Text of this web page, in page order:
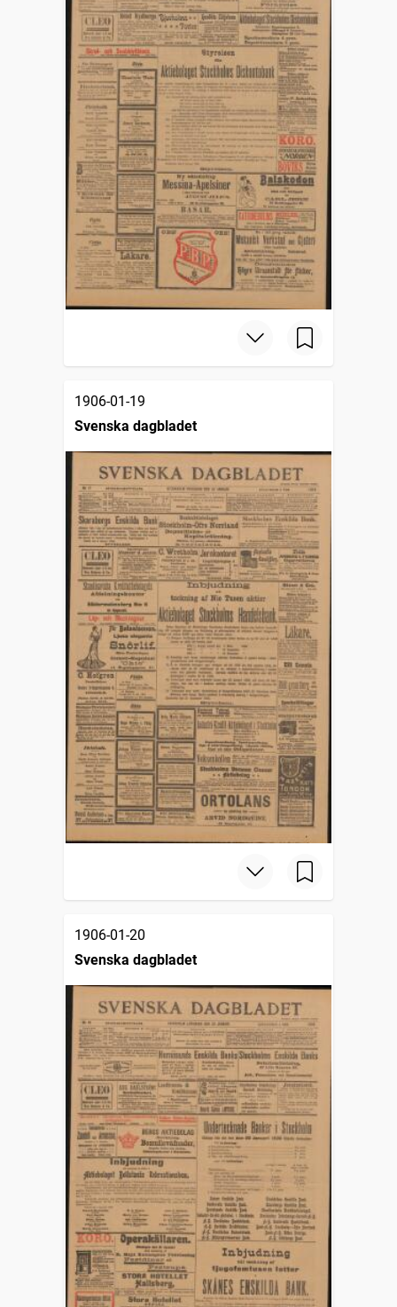
1906-01-19
Svenska dagbladet
1906-01-20
Svenska dagbladet